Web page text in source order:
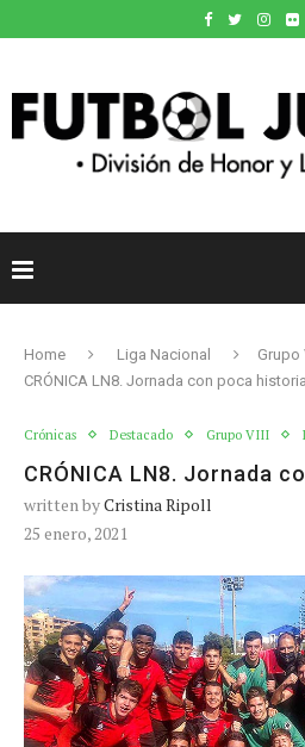
Home Liga Nacional Grupo
CRÓNICA LN8. Jornada con poca historia
Crónicas Destacado Grupo VIII
CRÓNICA LN8. Jornada
written byCristina Ripoll
25 enero, 2021